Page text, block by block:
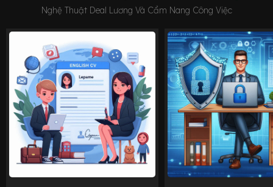
Nghệ Thuật Deal Lương Và Cẩm Nang Công Việc